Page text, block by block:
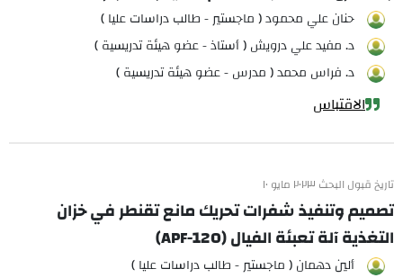
حنان علي محمود ( ماجستير - طالب دراسات عليا )
د. مفيد علي درويش ( أستاذ - عضو هيئة تدريسية )
د. فراس محمد ( مدرس - عضو هيئة تدريسية )
الاقتباس
تاريخ قبول البحث ٢٠٢٣ مايو ١٠
تصميم وتنفيذ شفرات تحريك مانع تقنطر في خزان
التغذية آلة تعبئة الفيال (APF-120)
ألين دهمان ( ماجستير - طالب دراسات عليا )